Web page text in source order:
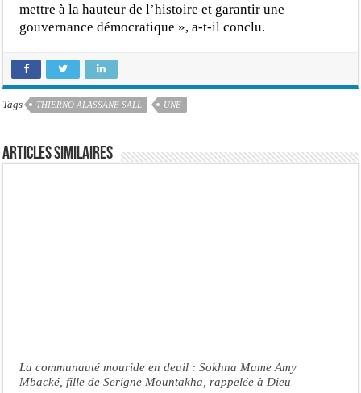
mettre à la hauteur de l’histoire et garantir une
gouvernance démocratique », a-t-il conclu.
Tags THIERNO ALASSANE SALL UNE
Articles similaires
La communauté mouride en deuil : Sokhna Mame Amy
Mbacké, fille de Serigne Mountakha, rappelée à Dieu